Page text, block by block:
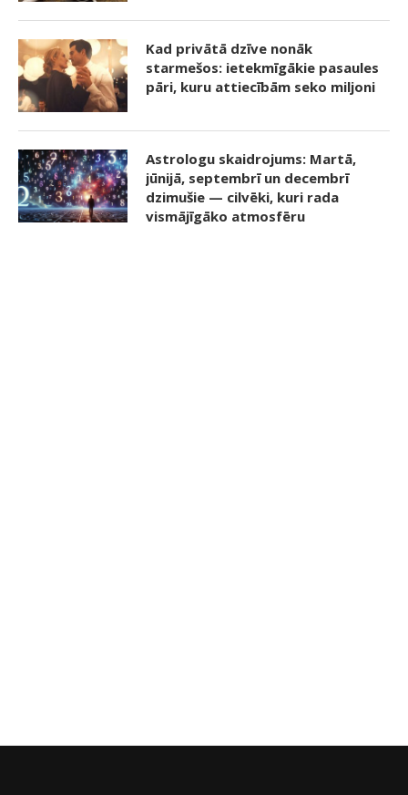
Kad privātā dzīve nonāk
starmešos: ietekmīgākie pasaules
pāri, kuru attiecībām seko miljoni
Astrologu skaidrojums: Martā,
jūnijā, septembrī un decembrī
dzimušie — cilvēki, kuri rada
vismājīgāko atmosfēru